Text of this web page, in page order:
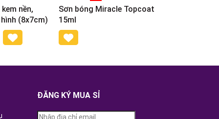
nền,
(8x7cm)
Sơn bóng Miracle Topcoat
15ml
ĐĂNG KÝ MUA SỈ